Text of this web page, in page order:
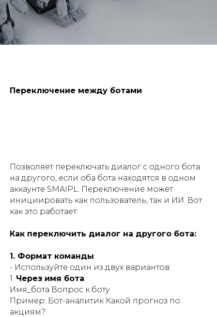
Переключение между ботами
Позволяет переключать диалог с одного бота
на другого, если оба бота находятся в одном
аккаунте SMAIPL. Переключение может
инициировать как пользователь, так и ИИ. Вот
как это работает:
Как переключить диалог на другого бота:
1. Формат команды:
- Используйте один из двух вариантов:
1. Через имя бота:
Имя_бота Вопрос к боту
Пример: Бот-аналитик Какой прогноз по
акциям?